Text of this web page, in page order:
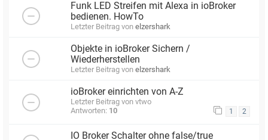
Funk LED Streifen mit Alexa in ioBroker
bedienen. HowTo
Letzter Beitrag von elzershark
Objekte in ioBroker Sichern /
Wiederherstellen
Letzter Beitrag von elzershark
ioBroker einrichten von A-Z
Letzter Beitrag von vtwo
Antworten: 10 1 2
IO Broker Schalter ohne false/true